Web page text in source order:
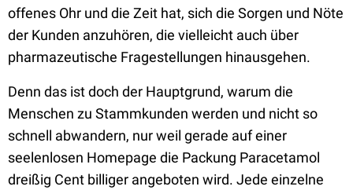
offenes Ohr und die Zeit hat, sich die Sorgen und Nöte
der Kunden anzuhören, die vielleicht auch über
pharmazeutische Fragestellungen hinausgehen.
Denn das ist doch der Hauptgrund, warum die
Menschen zu Stammkunden werden und nicht so
schnell abwandern, nur weil gerade auf einer
seelenlosen Homepage die Packung Paracetamol
dreißig Cent billiger angeboten wird. Jede einzelne